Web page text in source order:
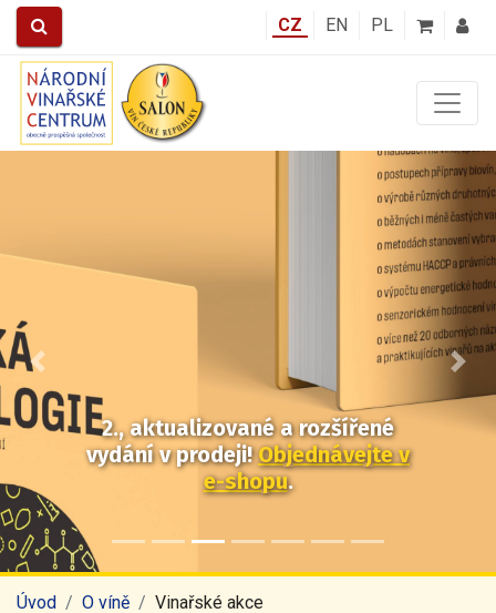
CZ EN PL
2., aktualizované a rozšířené
vydání v prodeji!Objednávejte v
e-shopu.
Předchozí Další
Úvod O víně Vinařské akce